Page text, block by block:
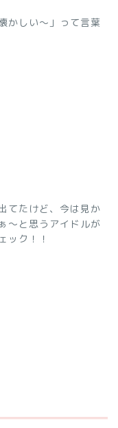
かしい～」って言葉
てたけど、今は見か
～と思うアイドルが
ック！！